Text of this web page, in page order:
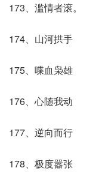
173、滥情者滚。
174、山河拱手
175、喋血枭雄
176、心随我动
177、逆向而行
178、极度嚣张